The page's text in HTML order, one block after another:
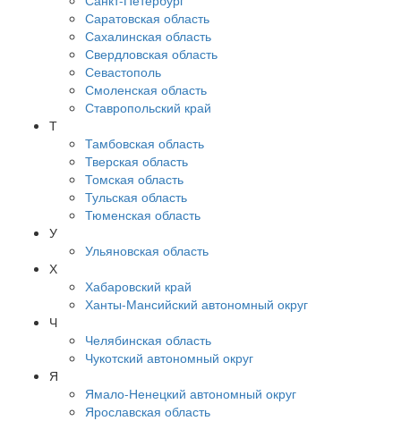
Саратовская область
Сахалинская область
Свердловская область
Севастополь
Смоленская область
Ставропольский край
Т
Тамбовская область
Тверская область
Томская область
Тульская область
Тюменская область
У
Ульяновская область
Х
Хабаровский край
Ханты-Мансийский автономный округ
Ч
Челябинская область
Чукотский автономный округ
Я
Ямало-Ненецкий автономный округ
Ярославская область